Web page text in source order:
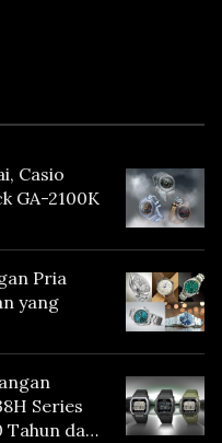
Casio
GA-2100K
Pria
yang
Series
Tahun dan